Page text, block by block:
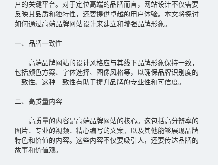
户的关键平台。对于定位高端的品牌而言，网站设计不仅需要
反映其品质和独特性，还要提供卓越的用户体验。本文将探讨
如何通过高端品牌网站设计来建立和增强品牌形象。
一、品牌一致性
高端品牌网站的设计风格应与其线下品牌形象保持一致，
包括颜色方案、字体选择、图像风格等，以确保品牌识别度的
一致性。这种一致性有助于提升品牌的专业性和可信度。
二、高质量内容
高质量的内容是高端品牌网站的核心。这包括高分辨率的
图片、专业的视频、精心编写的文案，以及其他能够展现品牌
特色和价值的内容。这些内容不仅要吸引人，还要传达品牌的
故事和价值观。